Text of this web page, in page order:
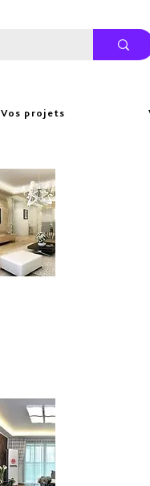
Vos projets